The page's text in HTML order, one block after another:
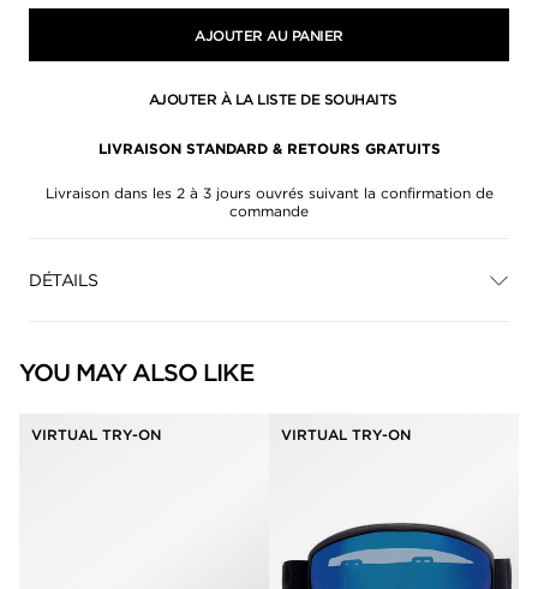
AJOUTER AU PANIER
AJOUTER À LA LISTE DE SOUHAITS
LIVRAISON STANDARD & RETOURS GRATUITS
Livraison dans les 2 à 3 jours ouvrés suivant la confirmation de
commande
DÉTAILS
YOU MAY ALSO LIKE
VIRTUAL TRY-ON VIRTUAL TRY-ON